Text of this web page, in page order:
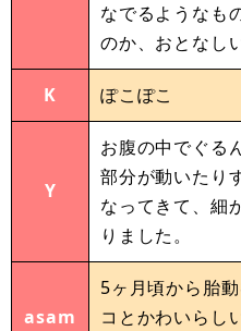
なでるようなも
のか、おとなし
K ぽこぽこ
Y
お腹の中でぐる
部分が動いたり
なってきて、細
りました。
asam
5ヶ月頃から胎
コとかわいらし